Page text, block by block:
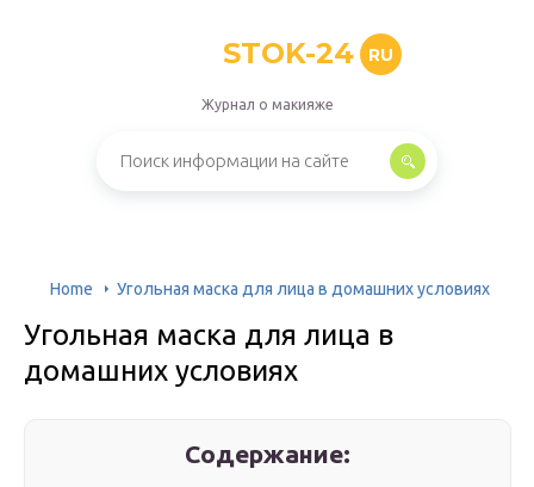
STOK-24 RU
Журнал о макияже
Home Угольная маска для лица в домашних условиях
Угольная маска для лица в
домашних условиях
Содержание: